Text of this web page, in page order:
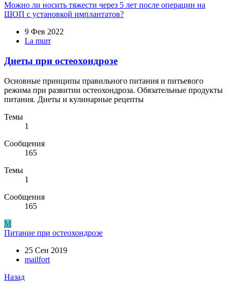
Можно ли носить тяжести через 5 лет после операции на
ШОП с установкой имплантатов?
9 Фев 2022
La murr
Диеты при остеохондрозе
Основные принципы правильного питания и питьевого
режима при развитии остеохондроза. Обязательные продукты
питания. Диеты и кулинарные рецепты
Темы
1
Сообщения
165
Темы
1
Сообщения
165
M
Питание при остеохондрозе
25 Сен 2019
mailfort
Назад